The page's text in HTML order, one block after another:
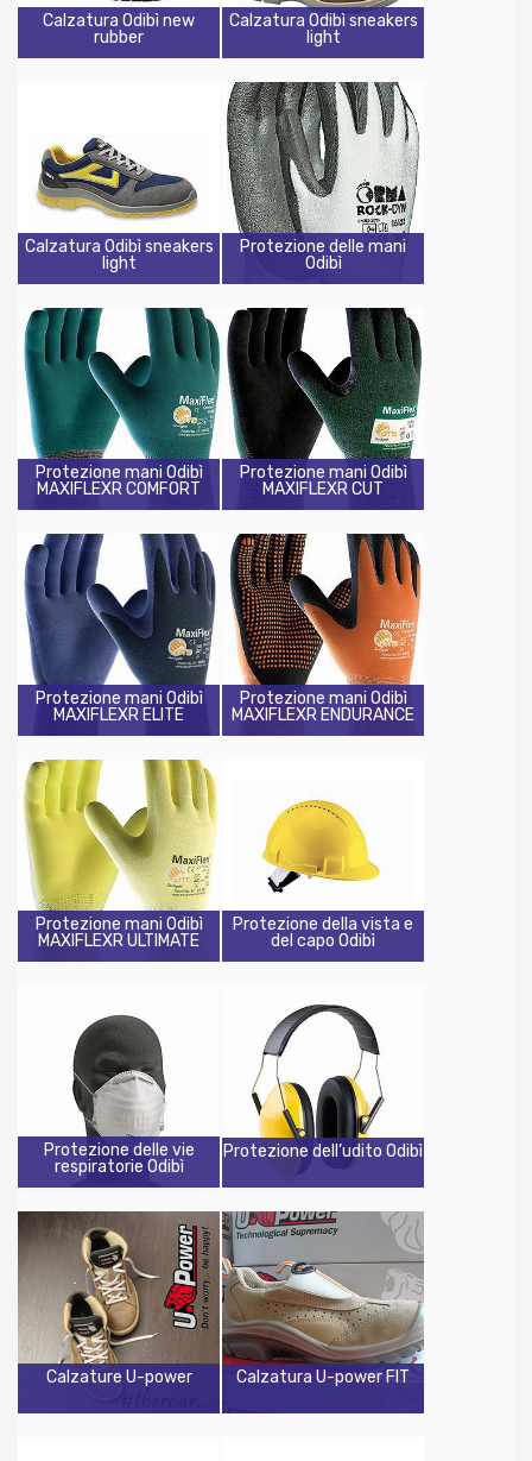
Calzatura Odibì new
rubber
Calzatura Odibì sneakers
light
Calzatura Odibì sneakers
light
Protezione delle mani
Odibì
Protezione mani Odibì
MAXIFLEXR COMFORT
Protezione mani Odibì
MAXIFLEXR CUT
Protezione mani Odibì
MAXIFLEXR ELITE
Protezione mani Odibì
MAXIFLEXR ENDURANCE
Protezione mani Odibì
MAXIFLEXR ULTIMATE
Protezione della vista e
del capo Odibì
Protezione delle vie
respiratorie Odibì
Protezione dell’udito Odibì
Calzature U-power Calzatura U-power FIT